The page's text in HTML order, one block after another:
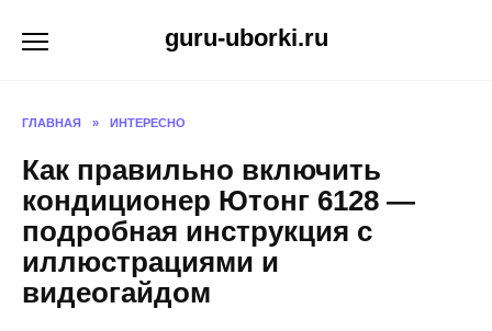
guru-uborki.ru
ГЛАВНАЯ » ИНТЕРЕСНО
Как правильно включить
кондиционер Ютонг 6128 —
подробная инструкция с
иллюстрациями и
видеогайдом